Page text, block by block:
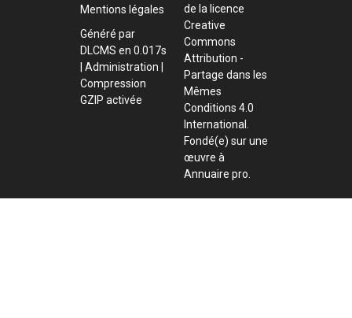
Mentions légales
Généré par
DLCMS en 0.017s
Administration
Compression
GZIP activée
de la licence
Creative
Commons
Attribution -
Partage dans les
Mêmes
Conditions 4.0
International.
Fondé(e) sur une
œuvre à
Annuaire pro.